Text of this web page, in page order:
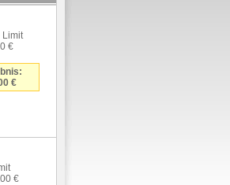
Limit
€
€
€